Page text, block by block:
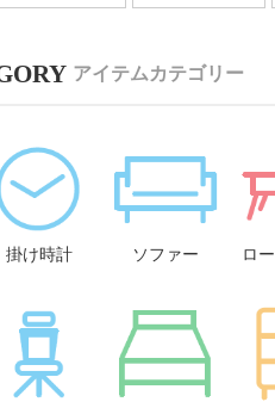
アイテムカテゴリー
掛け時計 ソファー ロ